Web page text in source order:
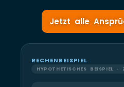
Jetzt alle
RECHENBEISPIEL
HYPOTHETISCHES BEISPIEL ·